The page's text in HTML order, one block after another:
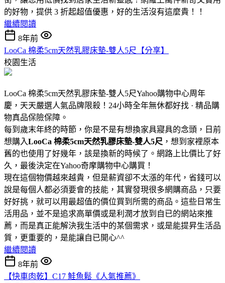
的好物，提供 3 折起超值優惠，好的生活沒有這麼貴！！
繼續閱讀
8年前
LooCa 棉柔5cm天然乳膠床墊-雙人5尺【分享】
校園生活
LooCa 棉柔5cm天然乳膠床墊-雙人5尺Yahoo購物中心周年
慶，天天嚴選人氣品牌限殺！24小時全年無休都好找 · 精品購
物真品保險保障。
每到歲末年終的時節，你是不是有想換家具寢具的念頭，日前
想購入LooCa 棉柔5cm天然乳膠床墊-雙人5尺 ，想到家裡原本
舊的也使用了好幾年，該是換新的時候了。網路上比價比了好
久，最後決定在Yahoo奇摩購物中心購買！
現在這個物價越來越貴，但是薪資卻不太漲的年代，省錢可以
說是每個人都必須要會的技能，其實發現很多網購商品，只要
好好挑，就可以用最超值的價位買到所需的商品。這些日常生
活用品，並不是追求高單價或是利潤才放到自已的網站來推
薦，而是真正能解決我生活中的某個需求，或是能提昇生活品
質，更重要的，是能讓自已開心^^
繼續閱讀
8年前
【快車肉乾】C17 鮭魚鬆《人氣推薦》